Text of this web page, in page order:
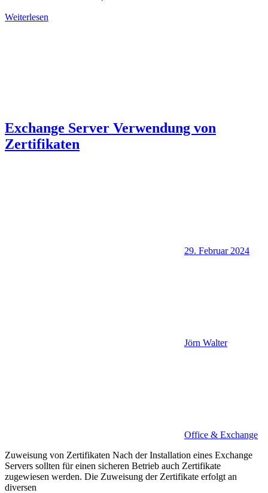
Weiterlesen
Exchange Server Verwendung von
Zertifikaten
29. Februar 2024
Jörn Walter
Office & Exchange
Zuweisung von Zertifikaten Nach der Installation eines Exchange
Servers sollten für einen sicheren Betrieb auch Zertifikate
zugewiesen werden. Die Zuweisung der Zertifikate erfolgt an
diversen